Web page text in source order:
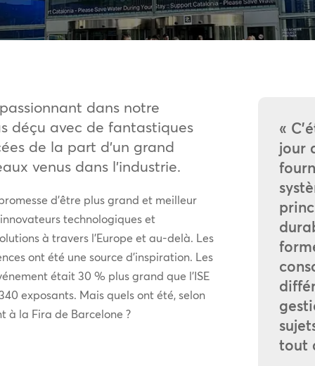
dans notre
déçu avec de fantastiques
de la part d’un grand
venus dans l’industrie.
d’être plus grand et meilleur
technologiques et
à travers l’Europe et au-delà. Les
ont été une source d’inspiration. Les
était 30 % plus grand que l’ISE
exposants. Mais quels ont été, selon
à la Fira de Barcelone ?
«
jour
tout